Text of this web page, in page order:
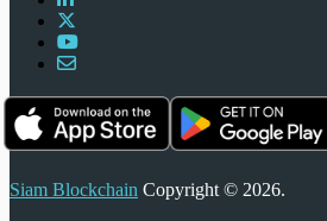
Siam Blockchain Copyright © 2026.